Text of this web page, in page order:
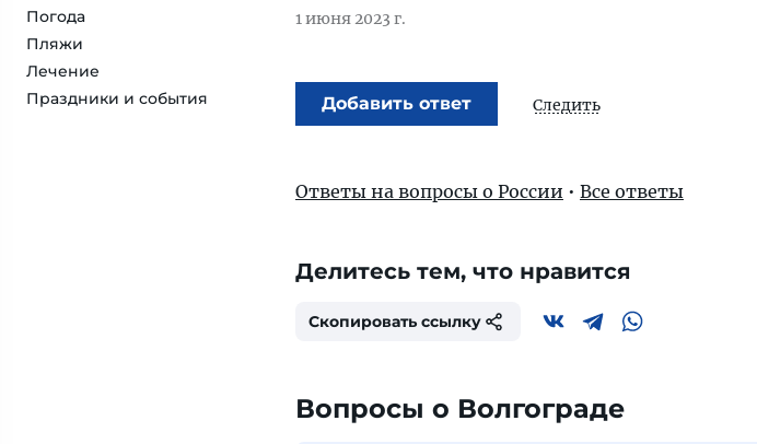
Погода
Пляжи
Лечение
Праздники и события
1 июня 2023 г.
Добавить ответ Следить
Ответы на вопросы о России • Все ответы
Делитесь тем, что нравится
Скопировать ссылку
Вопросы о Волгограде